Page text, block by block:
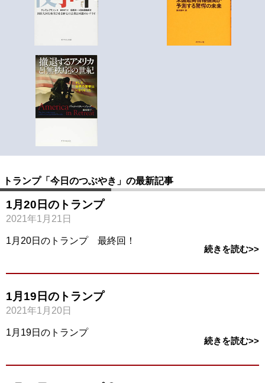
トランプ「今日のつぶやき」の最新記事
1月20日のトランプ
2021年1月21日
1月20日のトランプ 最終回！
続きを読む>>
1月19日のトランプ
2021年1月20日
1月19日のトランプ
続きを読む>>